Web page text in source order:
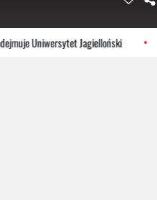
Uniwersytet Jagielloński